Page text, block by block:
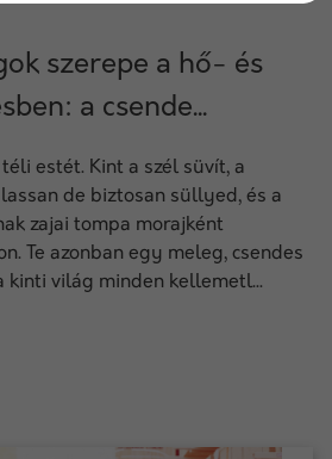
szerepe a hő- és
a csende...
estét. Kint a szél süvít, a
de biztosan süllyed, és a
zajai tompa morajként
Te azonban egy meleg, csendes
kinti világ minden kellemetl...